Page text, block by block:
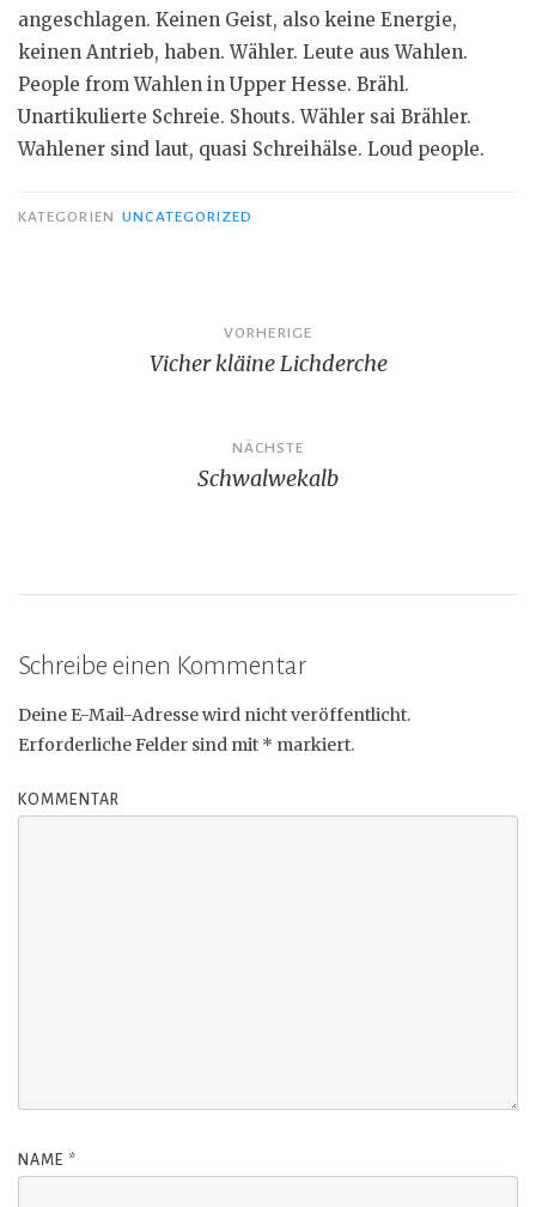
angeschlagen. Keinen Geist, also keine Energie,
keinen Antrieb, haben. Wähler. Leute aus Wahlen.
People from Wahlen in Upper Hesse. Brähl.
Unartikulierte Schreie. Shouts. Wähler sai Brähler.
Wahlener sind laut, quasi Schreihälse. Loud people.
KATEGORIEN UNCATEGORIZED
Navigation
VORHERIGE
Vicher kläine Lichderche
NÄCHSTE
Schwalwekalb
Schreibe einen Kommentar
Deine E-Mail-Adresse wird nicht veröffentlicht.
Erforderliche Felder sind mit * markiert.
KOMMENTAR
NAME *